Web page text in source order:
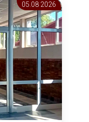
05.08 2026